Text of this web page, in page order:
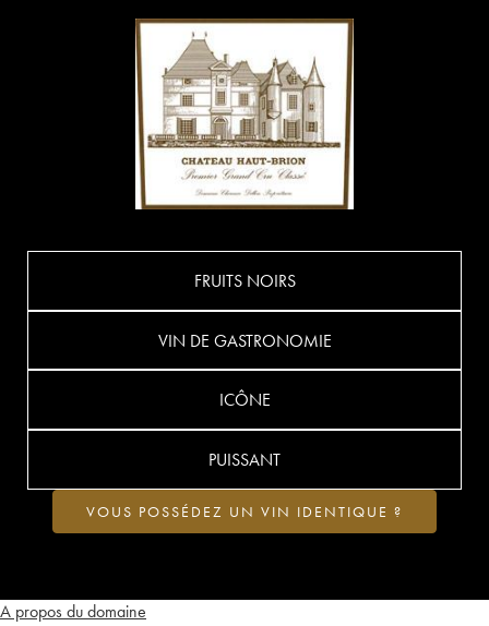
A propos du domaine
FRUITS NOIRS
VIN DE GASTRONOMIE
ICÔNE
PUISSANT
VOUS POSSÉDEZ UN VIN IDENTIQUE ?